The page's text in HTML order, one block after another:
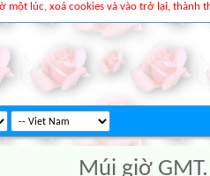
một lúc, xoá cookies và vào trở lại, thành
Múi giờ